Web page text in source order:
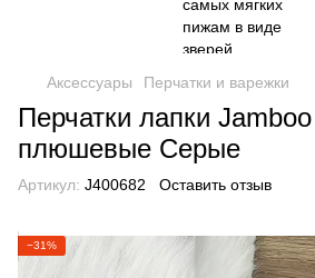
Аксессуары Перчатки и варежки
Перчатки лапки
плюшевые Серые
Артикул: J400682 Оставить отзыв
−31%